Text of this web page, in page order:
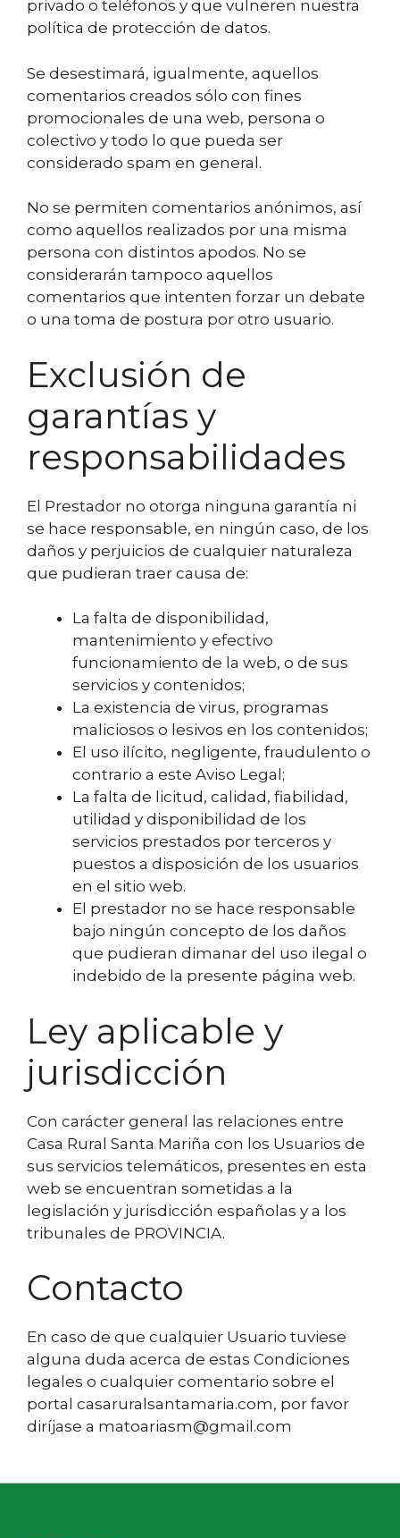
privado o teléfonos y que vulneren nuestra
política de protección de datos.
Se desestimará, igualmente, aquellos
comentarios creados sólo con fines
promocionales de una web, persona o
colectivo y todo lo que pueda ser
considerado spam en general.
No se permiten comentarios anónimos, así
como aquellos realizados por una misma
persona con distintos apodos. No se
considerarán tampoco aquellos
comentarios que intenten forzar un debate
o una toma de postura por otro usuario.
Exclusión de
garantías y
responsabilidades
El Prestador no otorga ninguna garantía ni
se hace responsable, en ningún caso, de los
daños y perjuicios de cualquier naturaleza
que pudieran traer causa de:
La falta de disponibilidad,
mantenimiento y efectivo
funcionamiento de la web, o de sus
servicios y contenidos;
La existencia de virus, programas
maliciosos o lesivos en los contenidos;
El uso ilícito, negligente, fraudulento o
contrario a este Aviso Legal;
La falta de licitud, calidad, fiabilidad,
utilidad y disponibilidad de los
servicios prestados por terceros y
puestos a disposición de los usuarios
en el sitio web.
El prestador no se hace responsable
bajo ningún concepto de los daños
que pudieran dimanar del uso ilegal o
indebido de la presente página web.
Ley aplicable y
jurisdicción
Con carácter general las relaciones entre
Casa Rural Santa Mariña con los Usuarios de
sus servicios telemáticos, presentes en esta
web se encuentran sometidas a la
legislación y jurisdicción españolas y a los
tribunales de PROVINCIA.
Contacto
En caso de que cualquier Usuario tuviese
alguna duda acerca de estas Condiciones
legales o cualquier comentario sobre el
portal casaruralsantamaria.com, por favor
diríjase a matoariasm@gmail.com